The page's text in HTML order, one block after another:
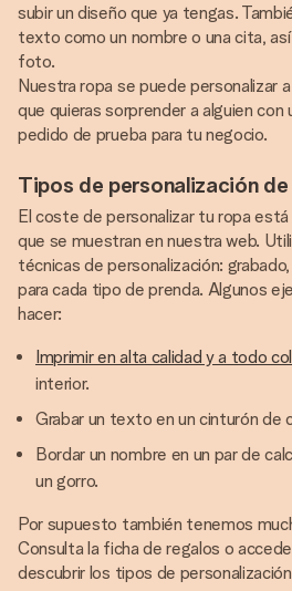
subir un diseño que ya tengas.
texto como un nombre o una cita,
foto.
Nuestra ropa se puede personalizar
que quieras sorprender a alguien con
pedido de prueba para tu negocio.
Tipos de personalización
El coste de personalizar tu ropa
que se muestran en nuestra web.
técnicas de personalización:
para cada tipo de prenda. Algunos
hacer:
Imprimir en alta calidad y a todo
interior.
Grabar un texto en un cinturón de
Bordar un nombre en un par de
un gorro.
Por supuesto también tenemos
Consulta la ficha de regalos o
descubrir los tipos de